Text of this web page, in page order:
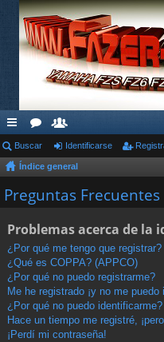
nl
ac
es
do
s
or
os
su
ari
os
Buscar Identificarse
Índice general
Preguntas Frecuentes
Problemas acerca de la
¿Por qué me tengo que registrar?
¿Qué es COPPA? (APPCO)
¿Por qué no puedo registrarme?
Me he registrado ¡y no me puedo
¿Por qué no puedo identificarme?
Hace un tiempo me registré,
¡Perdí mi contraseña!